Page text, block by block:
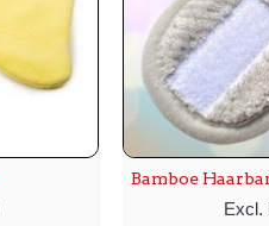
Excl.